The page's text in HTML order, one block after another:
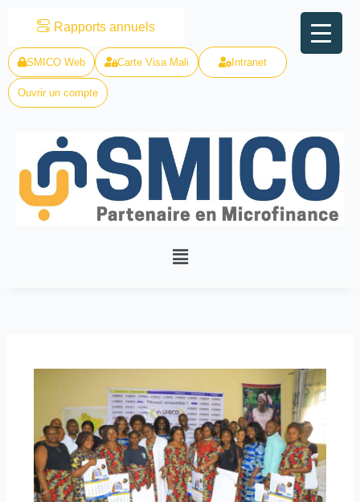
content
Rapports annuels
SMICO Web Carte Visa Mali Intranet
Ouvrir un compte
Menu